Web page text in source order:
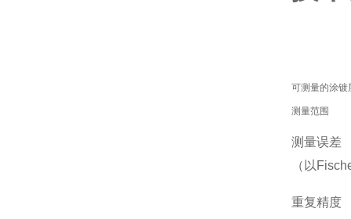
可测量的涂镀
测量范围
测量误差
（以
重复精度